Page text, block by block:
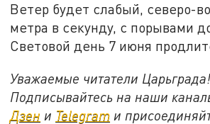
Ветер будет слабый, северо-
метра в секунду, с порывами
Световой день 7 июня
Уважаемые читатели Царьграда!
Подписывайтесь на наши
Дзен и Telegram и